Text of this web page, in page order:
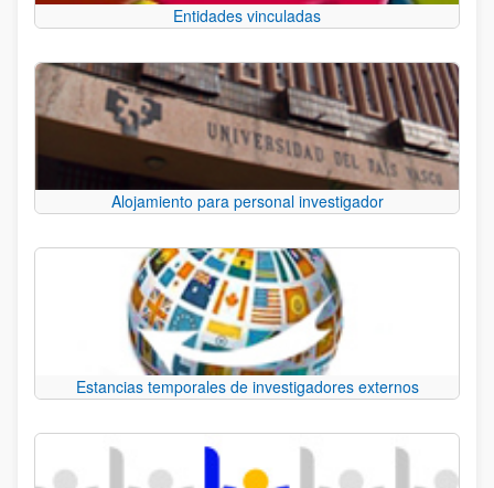
Entidades vinculadas
Alojamiento para personal investigador
Estancias temporales de investigadores externos